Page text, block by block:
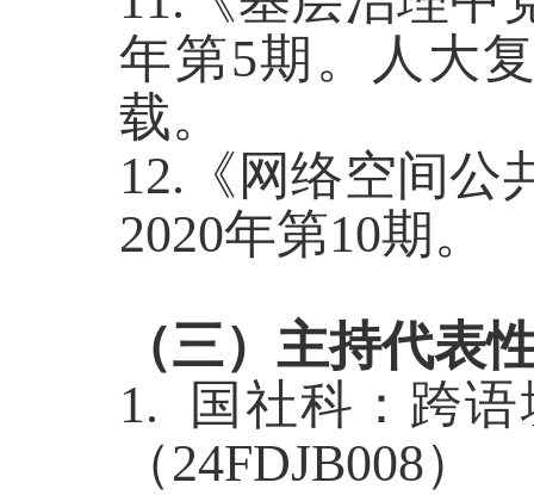
年第5期。人大
载。
12.《网络空间公
2020年第10期。
（三） 主持代表
1. 国社科：跨
（24FDJB008）